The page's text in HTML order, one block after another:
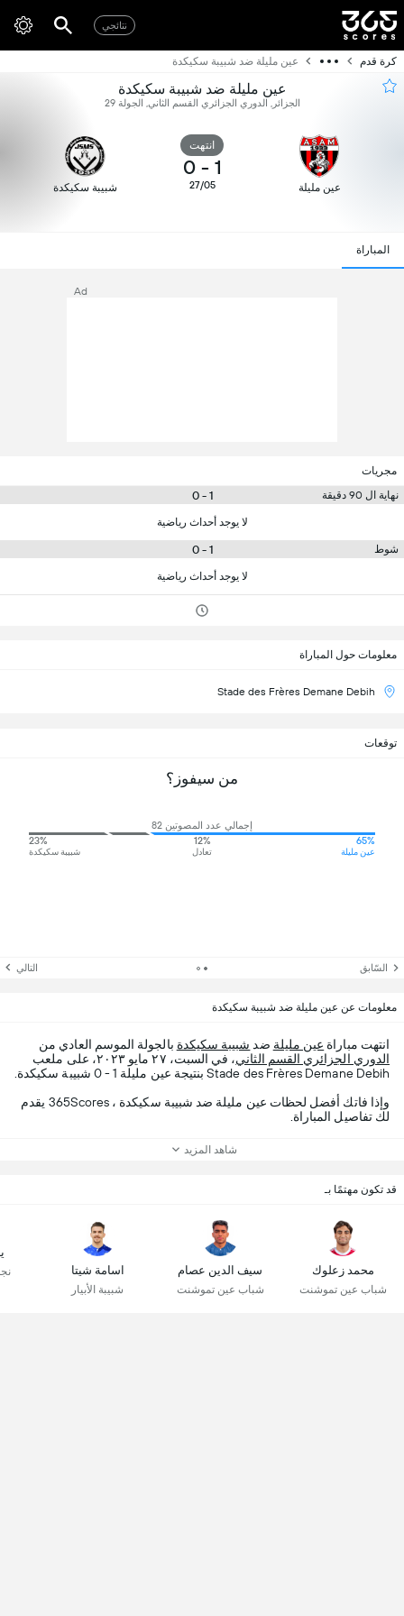
نتائجي
كرة قدم عين مليلة ضد شبيبة سكيكدة
عين مليلة ضد شبيبة سكيكدة
الجزائر, الدوري الجزائري القسم الثاني, الجولة 29
عين مليلة
انتهت
1
-
0
27/05 شبيبة سكيكدة
المباراة
Ad
مجريات
نهاية ال 90 دقيقة
1 - 0
لا يوجد أحداث رياضية
شوط 1 - 0
لا يوجد أحداث رياضية
معلومات حول المباراة
Stade des Frères Demane Debih
توقعات
من سيفوز؟
إجمالي عدد المصوتين 82
65%
عين مليلة
12%
تعادل
23%
شبيبة سكيكدة
السّابق التالي
معلومات عن عين مليلة ضد شبيبة سكيكدة
انتهت مباراة عين مليلة ضد شبيبة سكيكدة بالجولة الموسم العادي من
الدوري الجزائري القسم الثاني
، في السبت، ٢٧ مايو ٢٠٢٣، على ملعب
Stade des Frères Demane Debih بنتيجة عين مليلة 1 - 0 شبيبة سكيكدة.
وإذا فاتك أفضل لحظات عين مليلة ضد شبيبة سكيكدة ، 365Scores يقدم
لك تفاصيل المباراة.
شاهد المزيد
قد تكون مهتمًا بـ
محمد زعلوك
شباب عين تموشنت
سيف الدين عصام
شباب عين تموشنت
اسامة شيتا
شبيبة الأبيار